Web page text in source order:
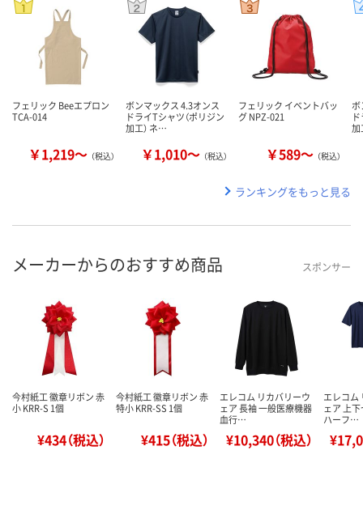
フェリック Beeエプロン
TCA-014
￥1,219～ （税込）
ボンマックス 4.3オンス
ドライTシャツ（ポリジン
加工） ネ…
￥1,010～ （税込）
フェリック イベントバッ
グ NPZ-021
￥589～ （税込）
ボ
加
ランキングをもっと見る
メーカーからのおすすめ商品 スポンサー
今村紙工 徽章リボン 赤
小 KRR-S 1個
¥434（税込）
今村紙工 徽章リボン 赤
特小 KRR-SS 1個
¥415（税込）
エレコム リカバリーウ
ェア 長袖 一般医療機器
血行…
¥10,340（税込）
エレコム
ェア 上
ハーフ…